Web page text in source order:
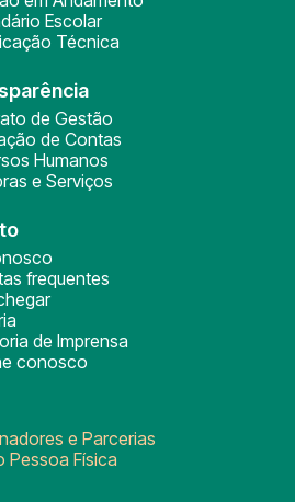
Escolar
Técnica
de Gestão
de Contas
Humanos
e Serviços
frequentes
de Imprensa
conosco
e Parcerias
Pessoa Física